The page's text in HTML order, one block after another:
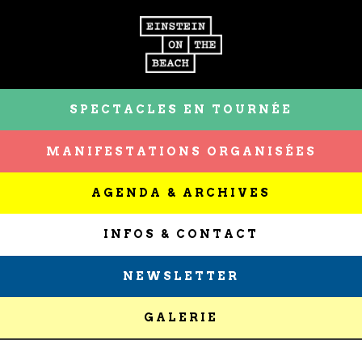
SPECTACLES EN TOURNÉE
MANIFESTATIONS ORGANISÉES
AGENDA & ARCHIVES
INFOS & CONTACT
NEWSLETTER
GALERIE